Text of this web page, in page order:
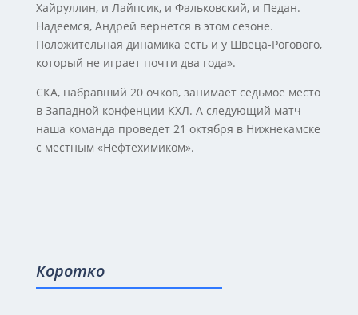
Хайруллин, и Лайпсик, и Фальковский, и Педан.
Надеемся, Андрей вернется в этом сезоне.
Положительная динамика есть и у Швеца-Рогового,
который не играет почти два года».
СКА, набравший 20 очков, занимает седьмое место
в Западной конфенции КХЛ. А следующий матч
наша команда проведет 21 октября в Нижнекамске
с местным «Нефтехимиком».
Коротко